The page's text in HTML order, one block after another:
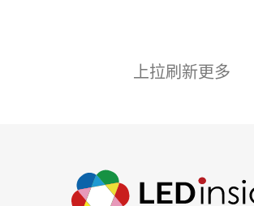
上拉刷新更多